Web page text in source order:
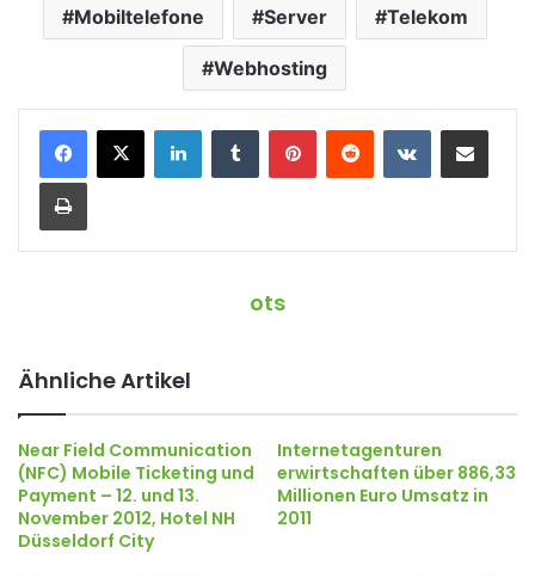
Mobiltelefone Server Telekom
Webhosting
ots
Ähnliche Artikel
Near Field Communication
(NFC) Mobile Ticketing und
Payment – 12. und 13.
November 2012, Hotel NH
Düsseldorf City
Internetagenturen
erwirtschaften über 886,33
Millionen Euro Umsatz in
2011